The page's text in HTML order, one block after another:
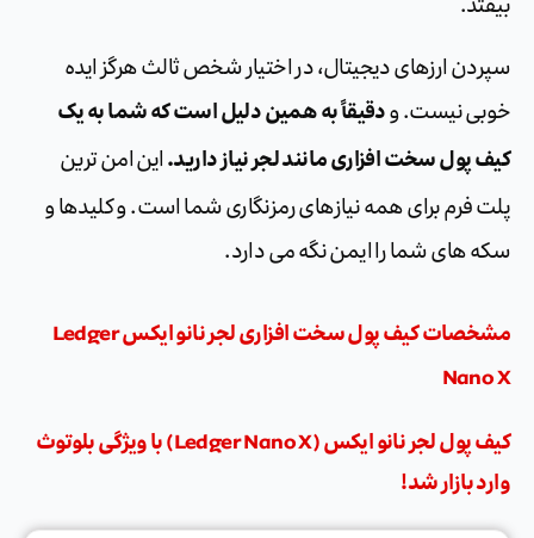
بیفتد.
سپردن ارزهای دیجیتال، در اختیار شخص ثالث هرگز ایده
خوبی نیست. و دقیقاً به همین دلیل است که شما به یک
کیف پول سخت افزاری مانند لجر نیاز دارید. این امن ترین
پلت فرم برای همه نیازهای رمزنگاری شما است. و کلیدها و
سکه های شما را ایمن نگه می دارد.
مشخصات کیف پول سخت افزاری لجر نانو ایکس Ledger
Nano X
کیف پول لجر نانو ایکس (Ledger Nano X) با ویژگی بلوتوث
وارد بازار شد!